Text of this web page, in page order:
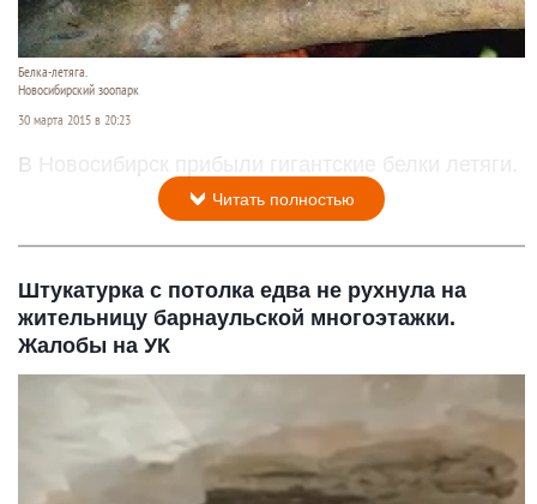
Белка-летяга.
Новосибирский зоопарк
30 марта 2015 в 20:23
В Новосибирск прибыли гигантские белки летяги.
Читать полностью
Штукатурка с потолка едва не рухнула на
жительницу барнаульской многоэтажки.
Жалобы на УК